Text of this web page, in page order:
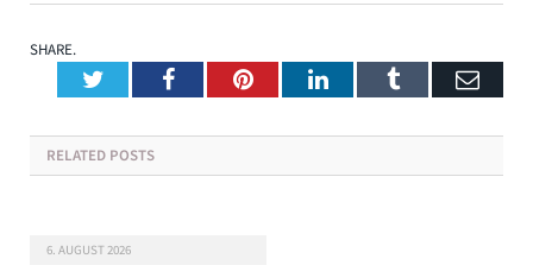
SHARE.
TwitterFacebookPinterestLinkedInTumblr
RELATED POSTS
6. AUGUST 2026